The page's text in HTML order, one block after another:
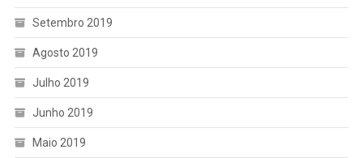
Setembro 2019
Agosto 2019
Julho 2019
Junho 2019
Maio 2019